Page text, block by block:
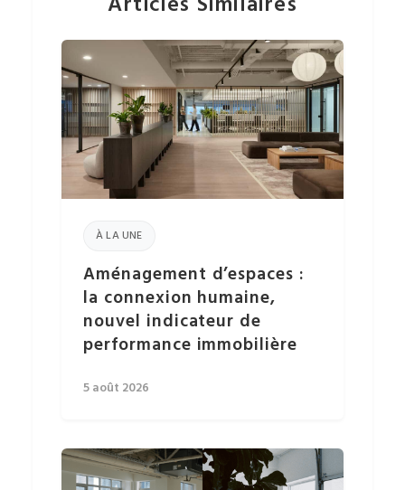
À LA UNE
Aménagement d’espaces :
la connexion humaine,
nouvel indicateur de
performance immobilière
5 août 2026